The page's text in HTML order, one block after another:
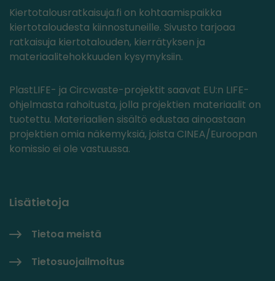
Kiertotalousratkaisuja.fi on kohtaamispaikka
kiertotaloudesta kiinnostuneille. Sivusto tarjoaa
ratkaisuja kiertotalouden, kierrätyksen ja
materiaalitehokkuuden kysymyksiin.
PlastLIFE- ja Circwaste-projektit saavat EU:n LIFE-
ohjelmasta rahoitusta, jolla projektien materiaalit on
tuotettu. Materiaalien sisältö edustaa ainoastaan
projektien omia näkemyksiä, joista CINEA/Euroopan
komissio ei ole vastuussa.
Lisätietoja
Tietoa meistä
Tietosuojailmoitus